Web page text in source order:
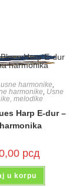
harmonike
harmonike Usne
melodike
Harp E-dur –
рсд
u korpu